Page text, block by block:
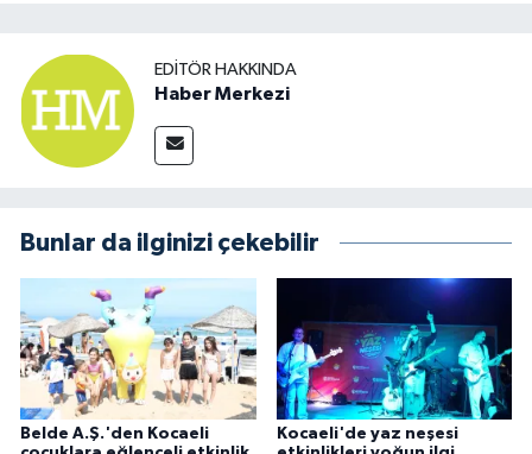
EDITÖR HAKKINDA
Haber Merkezi
Bunlar da ilginizi çekebilir
Belde A.Ş.'den Kocaeli
Kocaeli'de yaz neşesi